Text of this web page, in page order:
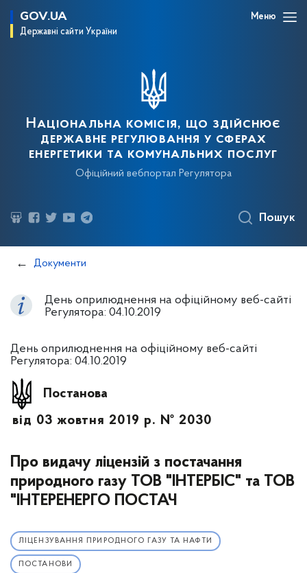
GOV.UA
Державні сайти України
Меню
Національна комісія, що здійснює
державне регулювання у сферах
енергетики та комунальних послуг
Офіційний вебпортал Регулятора
Пошук
Документи
День оприлюднення на офіційному веб-сайті
Регулятора: 04.10.2019
День оприлюднення на офіційному веб-сайті
Регулятора: 04.10.2019
Постанова
від 03 жовтня 2019 р. № 2030
Про видачу ліцензій з постачання
природного газу ТОВ "ІНТЕРБІС" та ТОВ
"ІНТЕРЕНЕРГО ПОСТАЧ
ЛІЦЕНЗУВАННЯ ПРИРОДНОГО ГАЗУ ТА НАФТИ
ПОСТАНОВИ